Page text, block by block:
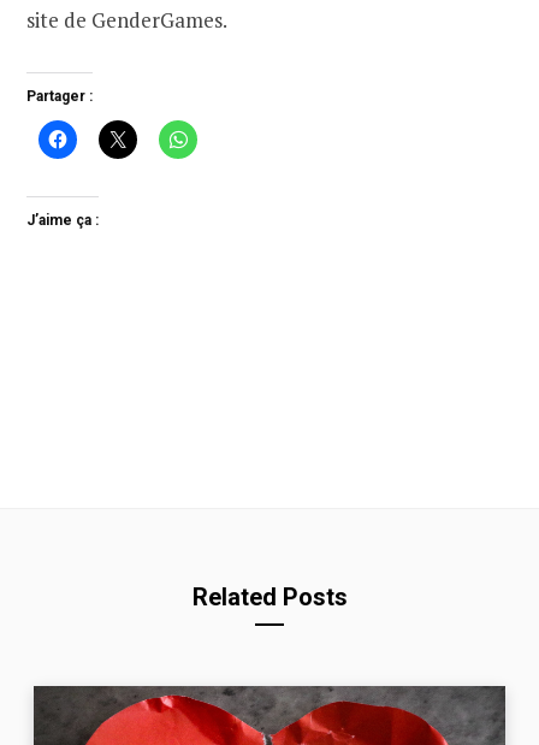
site de GenderGames.
Partager :
J’aime ça :
Related Posts